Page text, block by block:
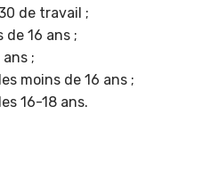
de travail ;
16 ans ;
;
moins de 16 ans ;
16-18 ans.